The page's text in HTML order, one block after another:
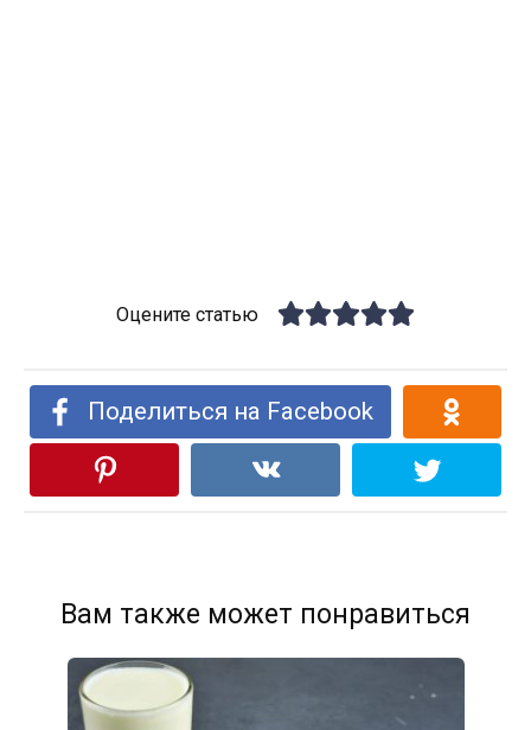
Оцените статью
Поделиться на Facebook
Вам также может понравиться